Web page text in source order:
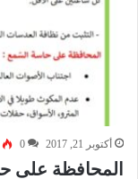
أكتوبر 21, 2017 0
المحافظة على